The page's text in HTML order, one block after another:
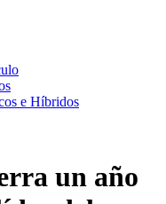
e Híbridos
un año